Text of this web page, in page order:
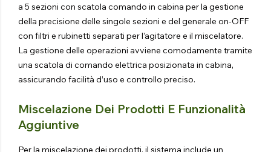
a 5 sezioni con scatola comando in cabina per la gestione
della precisione delle singole sezioni e del generale on-OFF
con filtri e rubinetti separati per l’agitatore e il miscelatore.
La gestione delle operazioni avviene comodamente tramite
una scatola di comando elettrica posizionata in cabina,
assicurando facilità d’uso e controllo preciso.
Miscelazione Dei Prodotti E Funzionalità
Aggiuntive
Per la miscelazione dei prodotti, il sistema include un